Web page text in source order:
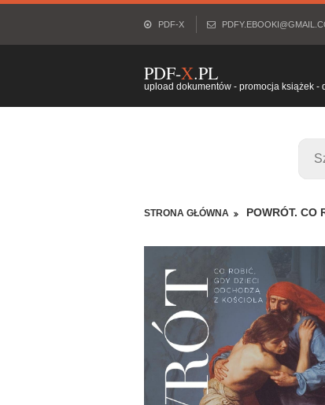
PDF-X
PDF-X.PL
upload dokumentów - promocja książek -
STRONA GŁÓWNA POWRÓT. CO